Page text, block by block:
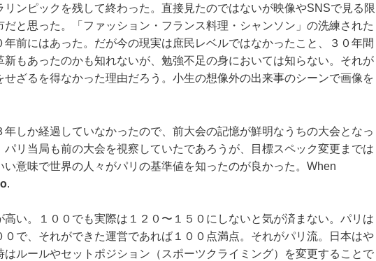
ンピックを残して終わった。直接見たのではないが映像やSNSで見る限
だと思った。「ファッション・フランス料理・シャンソン」の洗練された
前にはあった。だが今の現実は庶民レベルではなかったこと、３０年間
新もあったのかも知れないが、勉強不足の身においては知らない。それが
ざるを得なかった理由だろう。小生の想像外の出来事のシーンで画像を
しか経過していなかったので、前大会の記憶が鮮明なうちの大会となっ
リ当局も前の大会を視察していたであろうが、目標スペック変更までは
意味で世界の人々がパリの基準値を知ったのが良かった。When
.
高い。１００でも実際は１２０〜１５０にしないと気が済まない。パリは
０で、それができた運営であれば１００点満点。それがパリ流。日本はや
はルールやセットポジション（スポーツクライミング）を変更することで